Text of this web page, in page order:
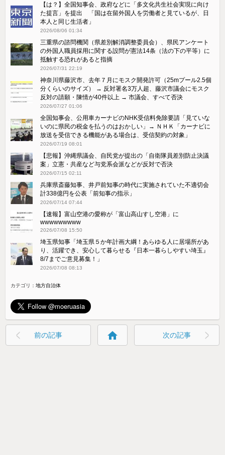
【は？】全国知事会、政府などに「多文化共生社会実現に向け
た提言」を提出 「国は在留外国人を労働者と見ているが、日
本人と同じ生活者」
2026/08/06 01:34
三重県の諮問機関（県差別解消調整委員会）、県民アンケート
の外国人職員採用に関する設問が憲法14条（法の下の平等）に
抵触する恐れがあると指摘
2026/07/31 22:19
神奈川県藤沢市、去年７月にモスク開発許可（25mプール2.5個
分くらいのサイズ） → 反対署名3万人超、藤沢市議会にモスク
反対の請願・陳情が40件以上 → 市議会、すべて否決
2026/07/27 01:06
全国知事会、公用車カーナビのNHK受信料免除要請「見ていな
いのに県民の税金を払うのはおかしい」→ ＮＨＫ「カーナビに
放送を受信できる機能がある場合は、受信契約の対象」
2026/07/19 08:01
【悲報】沖縄県議会、自民党が提出の「自衛隊員差別防止決議
案」立憲・共産など与党系会派などが反対で否決
2026/07/15 02:11
兵庫県斎藤知事、井戸前知事の時代に実施されていた不適切会
計338億円を公表「前知事の指示」
2026/07/14 07:44
【速報】富山空港の愛称が「富山高山すし空港」に
wwwwwwwww
2026/07/08 15:50
埼玉県知事「埼玉県５か年計画大綱！あらゆる人に居場所があ
り、活躍でき、安心して暮らせる『日本一暮らしやすい埼玉』
8/7までご意見募集！」
2026/07/08 08:13
カテゴリ：地方自治体
前の記事 home 次の記事